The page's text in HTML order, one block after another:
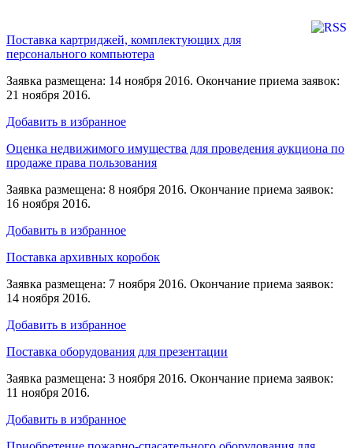
Поставка картриджей, комплектующих для
персонального компьютера
Заявка размещена: 14 ноября 2016. Окончание приема заявок:
21 ноября 2016.
Добавить в избранное
Оценка недвижимого имущества для проведения аукциона по
продаже права пользования
Заявка размещена: 8 ноября 2016. Окончание приема заявок:
16 ноября 2016.
Добавить в избранное
Поставка архивных коробок
Заявка размещена: 7 ноября 2016. Окончание приема заявок:
14 ноября 2016.
Добавить в избранное
Поставка оборудования для презентации
Заявка размещена: 3 ноября 2016. Окончание приема заявок:
11 ноября 2016.
Добавить в избранное